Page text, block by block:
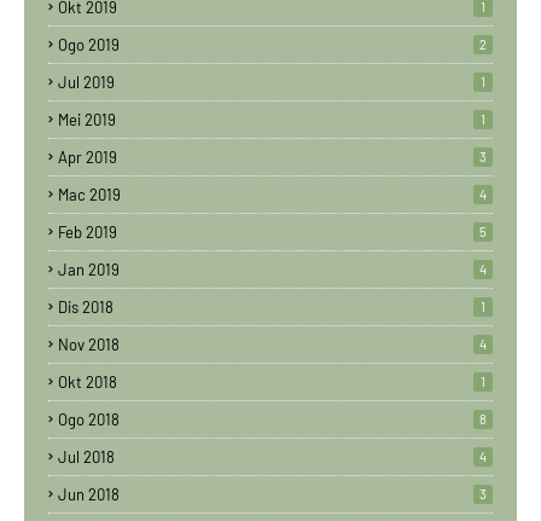
Okt 2019 1
Ogo 2019 2
Jul 2019 1
Mei 2019 1
Apr 2019 3
Mac 2019 4
Feb 2019 5
Jan 2019 4
Dis 2018 1
Nov 2018 4
Okt 2018 1
Ogo 2018 8
Jul 2018 4
Jun 2018 3